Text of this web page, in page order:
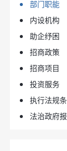
部门职能
内设机构
助企纾困
招商政策
招商项目
投资服务
执行法规
法治政府